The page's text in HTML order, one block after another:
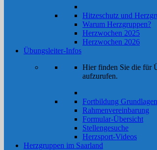
Hitzeschutz und
Warum Herzgruppen?
Herzwochen 2025
Herzwochen 2026
Übungsleiter-Infos
Hier finden Sie die für
aufzurufen.
Fortbildung Grundlagen
Rahmenvereinbarung
Formular-Übersicht
Stellengesuche
Herzsport-Videos
Herzgruppen im Saarland